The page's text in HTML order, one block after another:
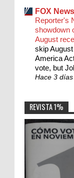
FOX News
Reporter's
showdown
August
skip
America
vote, but
Hace 3 días
REVISTA 1%